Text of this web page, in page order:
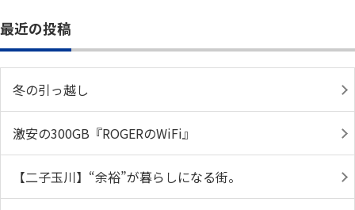
最近の投稿
冬の引っ越し
激安の300GB『ROGERのWiFi』
【二子玉川】“余裕”が暮らしになる街。